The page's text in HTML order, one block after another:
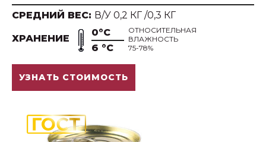
СРЕДНИЙ ВЕС: В/У 0,2 КГ /0,3 КГ
ХРАНЕНИЕ
0°С
6 °С
ОТНОСИТЕЛЬНАЯ
ВЛАЖНОСТЬ
75-78%
УЗНАТЬ СТОИМОСТЬ